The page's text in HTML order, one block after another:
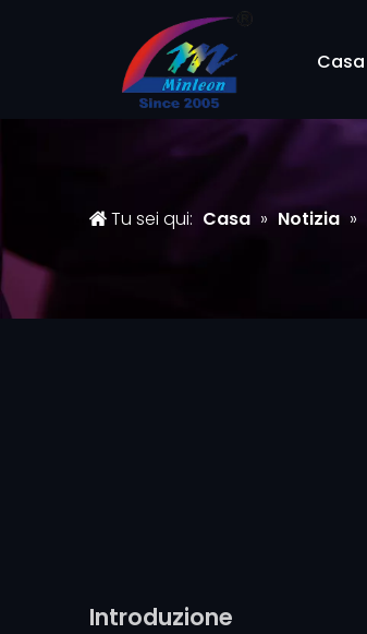
Casa
Tu sei qui: Casa » Notizia »
Introduzione